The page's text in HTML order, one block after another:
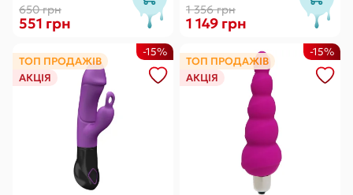
650 грн
551 грн
1 356 грн
1 149 грн
ТОП ПРОДАЖІВ
АКЦІЯ
-15%
ТОП ПРОДАЖІВ
АКЦІЯ
-15%